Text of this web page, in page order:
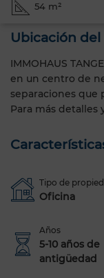
54 m²
Ubicación
IMMOHAUS
en un centro de
separaciones que
Para más detalles
Tipo de
Oficina
Años
5-10 años de
antigüedad